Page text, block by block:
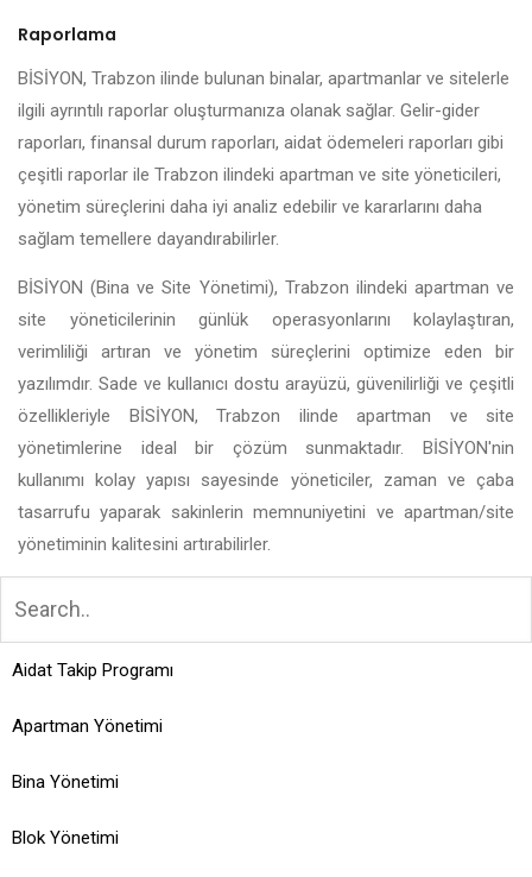
Raporlama
BİSİYON, Trabzon ilinde bulunan binalar, apartmanlar ve sitelerle
ilgili ayrıntılı raporlar oluşturmanıza olanak sağlar. Gelir-gider
raporları, finansal durum raporları, aidat ödemeleri raporları gibi
çeşitli raporlar ile Trabzon ilindeki apartman ve site yöneticileri,
yönetim süreçlerini daha iyi analiz edebilir ve kararlarını daha
sağlam temellere dayandırabilirler.
BİSİYON (Bina ve Site Yönetimi), Trabzon ilindeki apartman ve
site yöneticilerinin günlük operasyonlarını kolaylaştıran,
verimliliği artıran ve yönetim süreçlerini optimize eden bir
yazılımdır. Sade ve kullanıcı dostu arayüzü, güvenilirliği ve çeşitli
özellikleriyle BİSİYON, Trabzon ilinde apartman ve site
yönetimlerine ideal bir çözüm sunmaktadır. BİSİYON'nin
kullanımı kolay yapısı sayesinde yöneticiler, zaman ve çaba
tasarrufu yaparak sakinlerin memnuniyetini ve apartman/site
yönetiminin kalitesini artırabilirler.
Aidat Takip Programı
Apartman Yönetimi
Bina Yönetimi
Blok Yönetimi